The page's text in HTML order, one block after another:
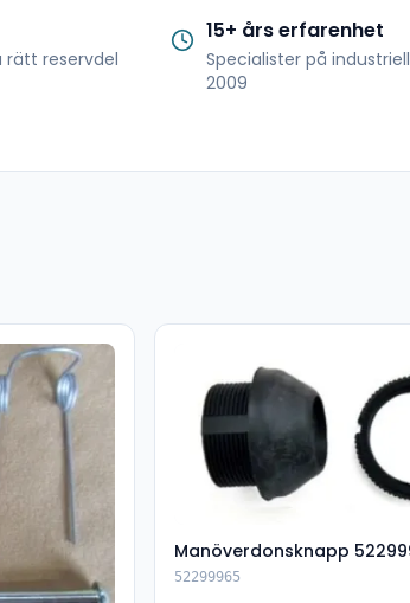
rätt reservdel
15+ års erfarenhet
Specialister på
2009
Manöverdonsknapp
52299965